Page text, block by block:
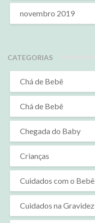
novembro 2019
CATEGORIAS
Chá de Bebê
Chá de Bebê
Chegada do Baby
Crianças
Cuidados com o Bebê
Cuidados na Gravidez